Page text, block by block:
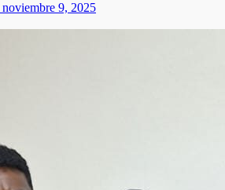
noviembre 9, 2025